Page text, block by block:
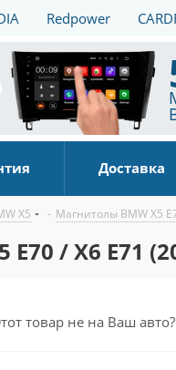
Redpower
Доставка
X5 - Магнитолы BMW X5
/ X6 E71
товар не на Ваш